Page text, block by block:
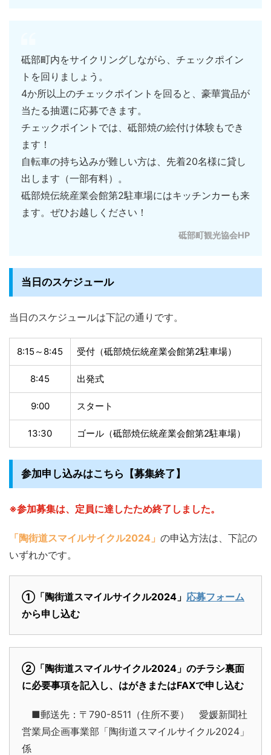
砥部町内をサイクリングしながら、チェックポイン
トを回りましょう。
4か所以上のチェックポイントを回ると、豪華賞品が
当たる抽選に応募できます。
チェックポイントでは、砥部焼の絵付け体験もでき
ます！
自転車の持ち込みが難しい方は、先着20名様に貸し
出します（一部有料）。
砥部焼伝統産業会館第2駐車場にはキッチンカーも来
ます。ぜひお越しください！
砥部町観光協会HP
当日のスケジュール
当日のスケジュールは下記の通りです。
8:15～8:45 受付（砥部焼伝統産業会館第2駐車場）
8:45 出発式
9:00 スタート
13:30 ゴール（砥部焼伝統産業会館第2駐車場）
参加申し込みはこちら【募集終了】
※参加募集は、定員に達したため終了しました。
「陶街道スマイルサイクル2024」 の申込方法は、下記の
いずれかです。
①「陶街道スマイルサイクル2024」 応募フォーム
から申し込む
②「陶街道スマイルサイクル2024」のチラシ裏面
に必要事項を記入し、はがきまたはFAXで申し込む
■郵送先：〒790-8511（住所不要） 愛媛新聞社
営業局企画事業部「陶街道スマイルサイクル2024」
係